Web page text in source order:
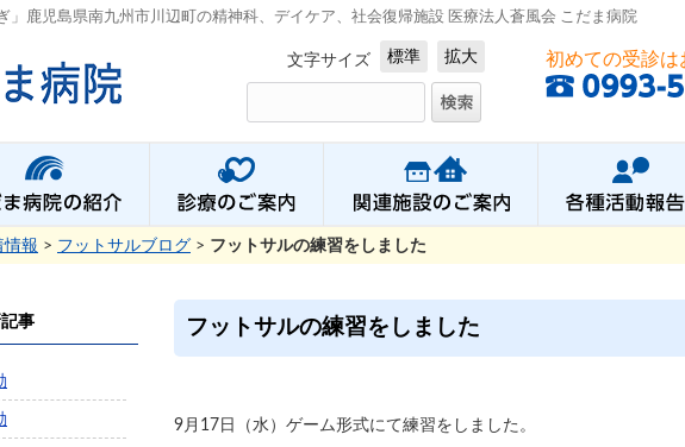
」鹿児島県南九州市川辺町の精神科、デイケア、社会復帰施設 医療法人蒼風会 こだま病院
文字サイズ 標準 拡大 初めての受診は
情報 > フットサルブログ > フットサルの練習をしました
フットサルの練習をしました
9月17日（水）ゲーム形式にて練習をしました。
事